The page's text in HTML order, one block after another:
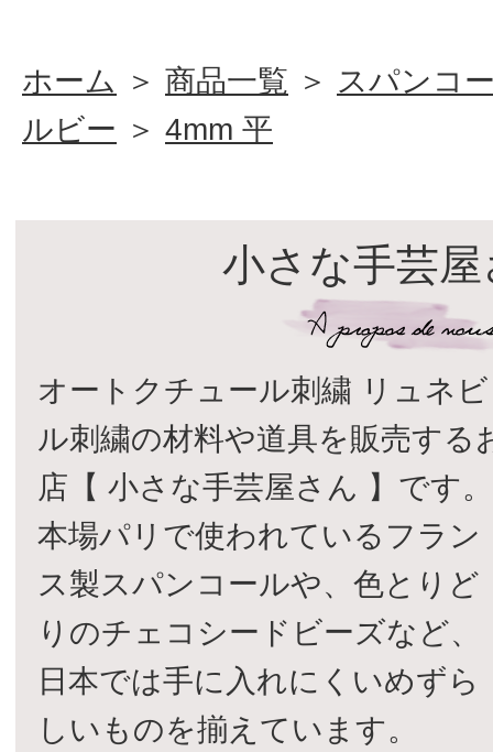
ホーム ＞ 商品一覧 ＞ スパンコ
ルビー ＞ 4mm 平
小さな手芸
オートクチュール刺繍 リュネビ
ル刺繍の材料や道具を販売する
店【 小さな手芸屋さん 】です。
本場パリで使われているフラン
ス製スパンコールや、色とりど
りのチェコシードビーズなど、
日本では手に入れにくいめずら
しいものを揃えています。